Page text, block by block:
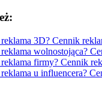
3D? Cennik
wolnostojąca?
firmy? Cennik
u influencera?